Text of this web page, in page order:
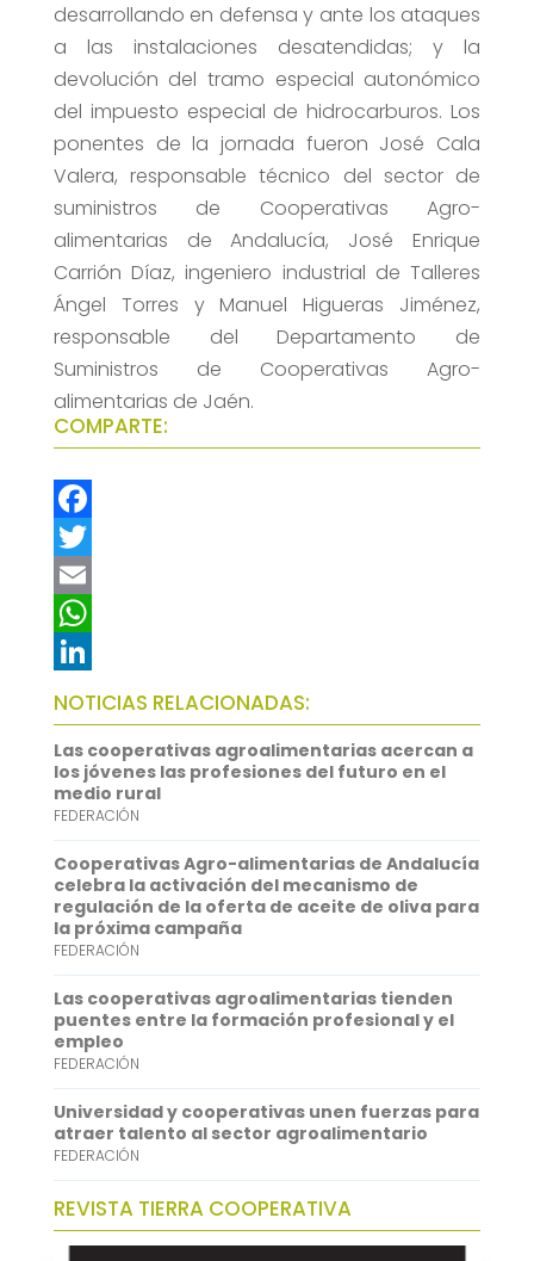
desarrollando en defensa y ante los ataques
a las instalaciones desatendidas; y la
devolución del tramo especial autonómico
del impuesto especial de hidrocarburos. Los
ponentes de la jornada fueron José Cala
Valera, responsable técnico del sector de
suministros de Cooperativas Agro-
alimentarias de Andalucía, José Enrique
Carrión Díaz, ingeniero industrial de Talleres
Ángel Torres y Manuel Higueras Jiménez,
responsable del Departamento de
Suministros de Cooperativas Agro-
alimentarias de Jaén.
COMPARTE:
F
a
c
e
b
o
o
k
T
w
t
t
e
r
E
m
a
i
l
W
h
a
t
s
A
p
p
L
i
n
k
e
d
I
n
NOTICIAS RELACIONADAS:
Las cooperativas agroalimentarias acercan a
los jóvenes las profesiones del futuro en el
medio rural
FEDERACIÓN
Cooperativas Agro-alimentarias de Andalucía
celebra la activación del mecanismo de
regulación de la oferta de aceite de oliva para
la próxima campaña
FEDERACIÓN
Las cooperativas agroalimentarias tienden
puentes entre la formación profesional y el
empleo
FEDERACIÓN
Universidad y cooperativas unen fuerzas para
atraer talento al sector agroalimentario
FEDERACIÓN
REVISTA TIERRA COOPERATIVA